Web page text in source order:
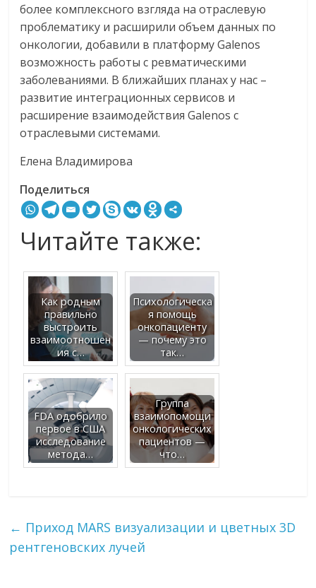
более комплексного взгляда на отраслевую
проблематику и расширили объем данных по
онкологии, добавили в платформу Galenos
возможность работы с ревматическими
заболеваниями. В ближайших планах у нас –
развитие интеграционных сервисов и
расширение взаимодействия Galenos с
отраслевыми системами.
Елена Владимирова
Поделиться
Читайте также:
Как родным
правильно
выстроить
взаимоотношен
ия с…
Психологическа
я помощь
онкопациенту
— почему это
так…
FDA одобрило
первое в США
исследование
метода…
Группа
взаимопомощи
онкологических
пациентов —
что…
← Приход MARS визуализации и цветных 3D
рентгеновских лучей